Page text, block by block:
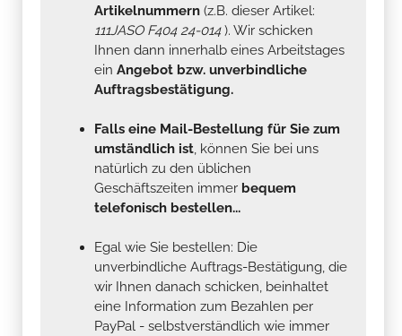
Artikelnummern (z.B. dieser Artikel:
111JASO F404 24-014). Wir schicken
Ihnen dann innerhalb eines Arbeitstages
ein Angebot bzw. unverbindliche
Auftragsbestätigung.
Falls eine Mail-Bestellung für Sie zum
umständlich ist, können Sie bei uns
natürlich zu den üblichen
Geschäftszeiten immer bequem
telefonisch bestellen...
Egal wie Sie bestellen: Die
unverbindliche Auftrags-Bestätigung, die
wir Ihnen danach schicken, beinhaltet
eine Information zum Bezahlen per
PayPal - selbstverständlich wie immer